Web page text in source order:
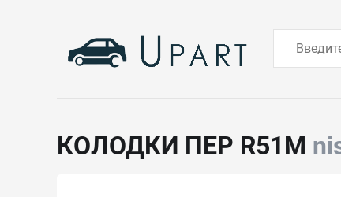
КОЛОДКИ ПЕР R51M